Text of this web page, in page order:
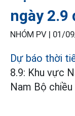
ngày 2.9
NHÓM PV | 01/
Dự báo thời
8.9: Khu vực
Nam Bộ